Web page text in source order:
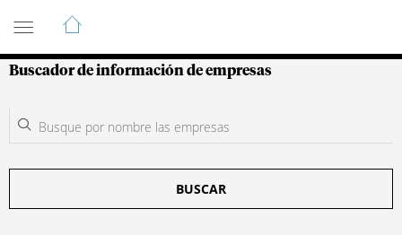
Guía de Empresas Colombianas
Buscador de información de empresas
BUSCAR